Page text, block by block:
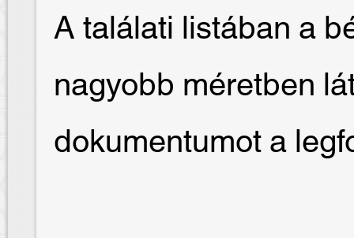
A találati listában a
nagyobb méretben
dokumentumot a